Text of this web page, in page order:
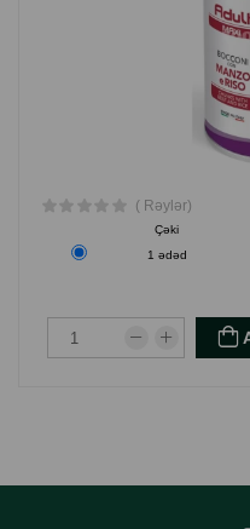
( Rəylər)
Çəki
1 ədəd